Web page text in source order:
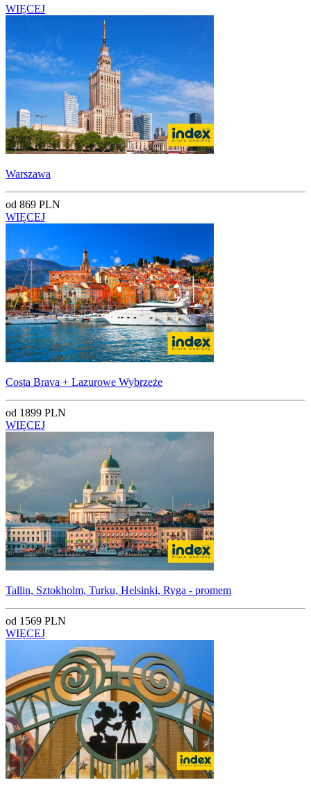
WIĘCEJ
Warszawa
od 869 PLN
WIĘCEJ
Costa Brava + Lazurowe Wybrzeże
od 1899 PLN
WIĘCEJ
Tallin, Sztokholm, Turku, Helsinki, Ryga - promem
od 1569 PLN
WIĘCEJ